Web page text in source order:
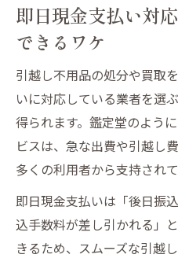
即日現金支払い対
できるワケ
引越し不用品の処分や買取
いに対応している業者を選
得られます。鑑定堂のよう
ビスは、急な出費や引越し
多くの利用者から支持されて
即日現金支払いは「後日振
込手数料が差し引かれる」
きるため、スムーズな引越